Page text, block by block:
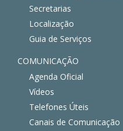
Secretarias
Localização
Guia de Serviços
COMUNICAÇÃO
Agenda Oficial
Vídeos
Telefones Úteis
Canais de Comunicação